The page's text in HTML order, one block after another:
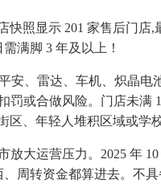
照显示 201 家售后门店,
满脚 3 年及以上！
、雷达、车机、炽晶电
罚或合做风险。门店未满
、年轻人堆积区域或学
大运营压力。2025 年 10
周转资金都算进去。不